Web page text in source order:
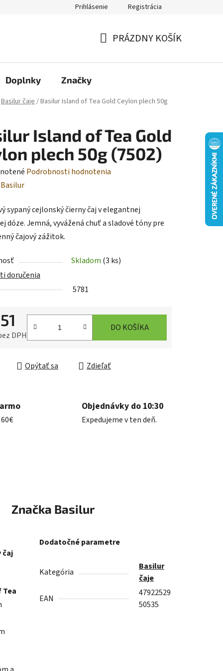
Prihlásenie Registrácia
PRÁZDNY KOŠÍK
Doplnky Značky
Basilur čaje/Basilur Island of Tea Gold Ceylon plech 50g
Island of Tea Gold
plech 50g (7502)
Podrobnosti hodnotenia
Basilur
sypaný cejlonský čierny čaj v elegantnej
dóze. Jemná, vyvážená chuť a sladové tóny pre
čajový zážitok.
Skladom (3 ks)
doručenia
5781
DPH
DO KOŠÍKA
Opýtať sa Zdieľať
Objednávky do 10:30
Expedujeme v ten deň.
Značka Basilur
čaj
Tea
Dodatočné parametre
Kategória
Basilur
čaje
EAN
47922529
50535